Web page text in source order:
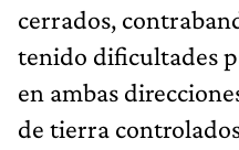
cerrados,
tenido dificultades
en ambas
de tierra